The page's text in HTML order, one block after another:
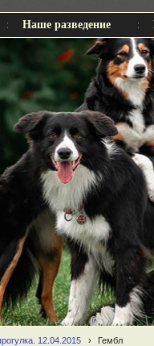
Наше разведение
12.04.2015 › Гембл